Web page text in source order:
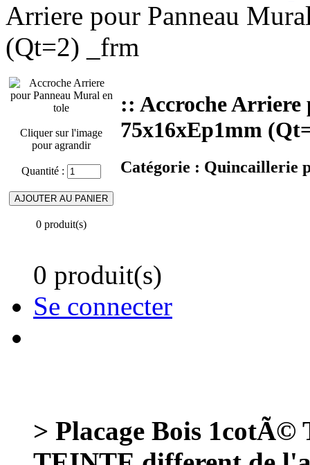
Arriere pour Panneau
(Qt=2) _frm
Cliquer sur l'image
pour agrandir
Quantité :
0 produit(s)
:: Accroche Arriere
75x16xEp1mm
Catégorie : Quincaillerie
0 produit(s)
Se connecter
> Placage Bois